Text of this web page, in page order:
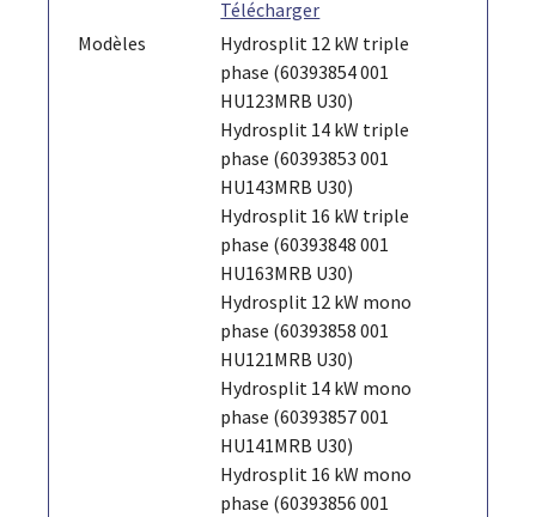
Télécharger
Modèles
Hydrosplit 12 kW triple
phase (60393854 001
HU123MRB U30)
Hydrosplit 14 kW triple
phase (60393853 001
HU143MRB U30)
Hydrosplit 16 kW triple
phase (60393848 001
HU163MRB U30)
Hydrosplit 12 kW mono
phase (60393858 001
HU121MRB U30)
Hydrosplit 14 kW mono
phase (60393857 001
HU141MRB U30)
Hydrosplit 16 kW mono
phase (60393856 001